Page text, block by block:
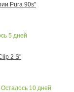
Pura 90s"
5 дней
2 S"
Осталось 10 дней